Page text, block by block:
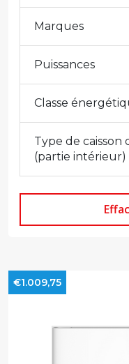
Marques
Puissances
Classe
Type de caisson
(partie intérieur)
€1.009,75